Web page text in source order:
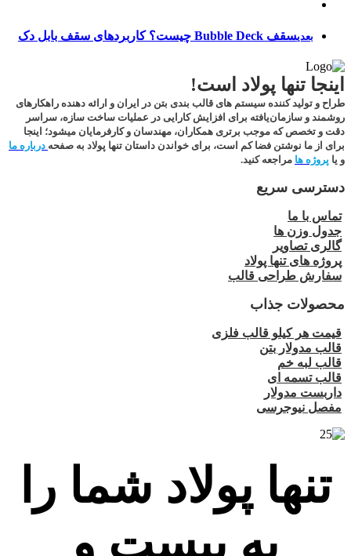
بعدیسقف Bubble Deck چیست؟ کاربردهای سقف بابل دک
اینجا تنها پولاد است!
طراح و تولید کننده سیستم های قالب بندی بتن در ایران و ارائه دهنده راهکارهای
روشمند و سازمان‌یافته برای افزایش کارایی در عملیات ساخت سازه، سراسر
دقت و تخصص که موجب برتری همکاران، مهندسان و کارفرمایان میشود؛ اینجا
برای از ما نوشتن فضا کم است، برای خواندن داستان تنها پولاد به صفحه درباره ما
و یا پروژه ها مراجعه کنید.
دسترسی سریع
تماس با ما
جدول وزن ها
گالری تصاویر
پروژه های تنها پولاد
سفارش طراحی قالب
محصولات جذاب
قیمت هر کیلو قالب فلزی
قالب مدولار بتن
قالب لبه خم
قالب تسمه ای
داربست مدولار
مفصل نیوجرسی
تنها پولاد شما را
به بیست و